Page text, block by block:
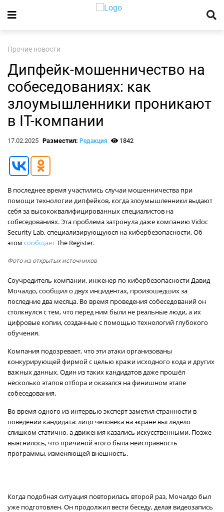
Прочие новости
Дипфейк-мошенничество на
собеседованиях: как
злоумышленники проникают
в IT-компании
17.02.2025 Разместил: Редакция 1842
В последнее время участились случаи мошенничества при
помощи технологии дипфейков, когда злоумышленники выдают
себя за высококвалифицированных специалистов на
собеседованиях. Эта проблема затронула даже компанию Vidoc
Security Lab, специализирующуюся на кибербезопасности. Об
этом сообщаетThe Register.
Фото из открытых источников
Соучредитель компании, инженер по кибербезопасности Давид
Мочалдо, сообщил о двух инцидентах, произошедших за
последние два месяца. Во время проведения собеседований он
столкнулся с тем, что перед ним были не реальные люди, а их
цифровые копии, созданные с помощью технологий глубокого
обучения.
Компания подозревает, что эти атаки организованы
конкурирующей фирмой с целью кражи исходного кода и других
важных данных. Один из таких кандидатов даже прошёл
несколько этапов отбора и оказался на финишном этапе
собеседования.
Во время одного из интервью эксперт заметил странности в
поведении кандидата: лицо человека на экране выглядело
слишком статично, а движения казались искусственными. Позже
выяснилось, что причиной этого была неисправность
программы, изменяющей внешность.
Когда подобная ситуация повторилась второй раз, Мочалдо был
уже подготовлен. Он продолжил вести беседу, делая видеозапись